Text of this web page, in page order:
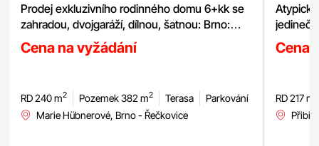
Prodej exkluzivního rodinného domu 6+kk se
zahradou, dvojgaráží, dílnou, šatnou: Brno:
Řečkovice, pozemek 380 m²
Cena na vyžádání
RD 240 m2 Pozemek 382 m2 Terasa
Parkování
Marie Hübnerové, Brno - Řečkovice
Cena
RD 217 m